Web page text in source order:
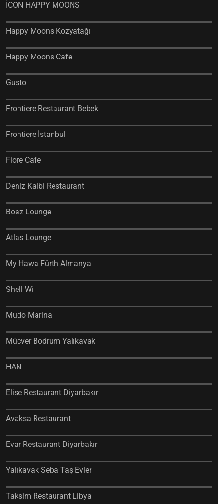
İCON HAPPY MOONS
Happy Moons Kozyatağı
Happy Moons Cafe
Gusto
Frontiere Restaurant Bebek
Frontiere İstanbul
Fiore Cafe
Deniz Kalbi Restaurant
Boaz Lounge
Atlas Lounge
My Hawa Fürth Almanya
Shell Wi
Mudo Marina
Mücver Bodrum Yalıkavak
HAN
Elise Restaurant Diyarbakır
Avaksa Restaurant
Evar Restaurant Diyarbakır
Yalıkavak Seba Taş Evler
Taksim Restaurant Libya